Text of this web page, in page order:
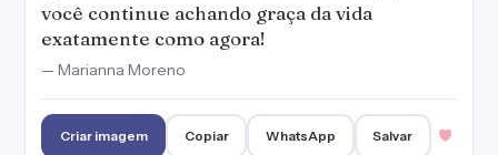
você continue achando graça da vida
exatamente como agora!
— Marianna Moreno
Criar imagem Copiar WhatsApp Salvar